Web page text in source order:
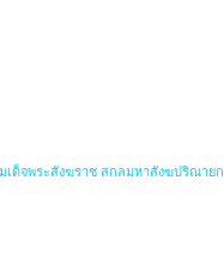
ด็จพระสังฆราช สกลมหาสังฆปริณายก